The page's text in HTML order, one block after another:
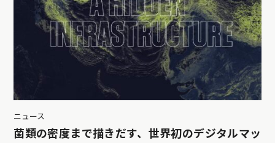
ニュース
菌類の密度まで描きだす、世界初のデジタルマッ